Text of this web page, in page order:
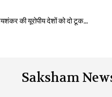
की यूरोपीय देशों को दो टूक…
Saksham